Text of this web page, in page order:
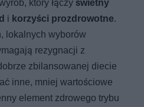
który łączyświetny
i korzyści prozdrowotne.
lokalnych wyborów
rezygnacji z
zbilansowanej diecie
inne, mniej wartościowe
element zdrowego trybu